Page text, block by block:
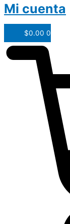
Mi cuenta
$0.00 0